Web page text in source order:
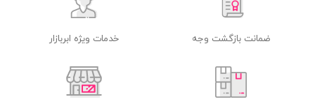
ضمانت بازگشت وجه خدمات ویژه ابربازار